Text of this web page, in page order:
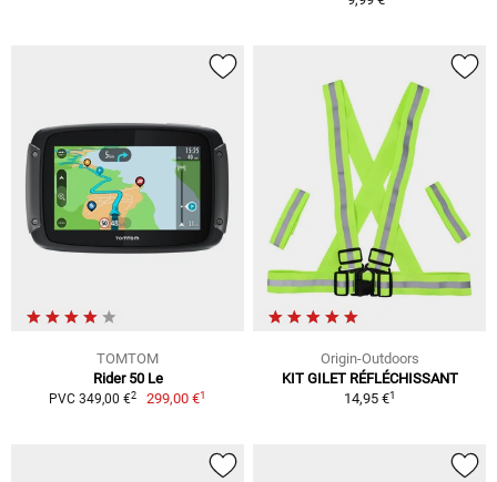
TOMTOM
Rider 50 Le
PVC 349,00 €2 299,00 €1
Origin-Outdoors
KIT GILET RÉFLÉCHISSANT
14,95 €1